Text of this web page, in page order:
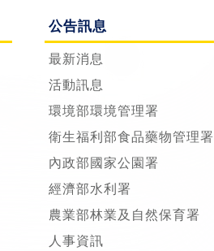
公告訊息
最新消息
活動訊息
環境部環境管理署
衛生福利部食品藥物管理署
內政部國家公園署
經濟部水利署
農業部林業及自然保育署
人事資訊